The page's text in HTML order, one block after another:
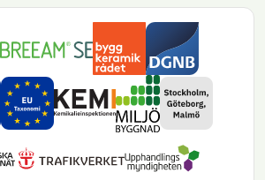
SE
Byggkeramikrådet
DGNB – Danmark
of concern (SoC)
– SVHC
EU Taxonomi
Kemikalie­inspektionen
Miljöbyggnad
Miljökrav
kraftnät
Trafikverket